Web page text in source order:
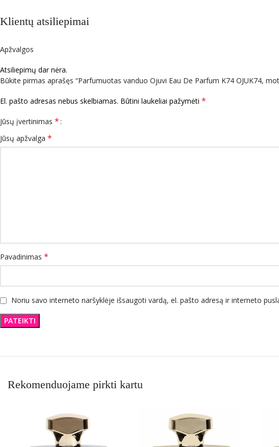
Klientų atsiliepimai
Apžvalgos
Atsiliepimų dar nėra.
Būkite pirmas aprašęs “Parfumuotas vanduo Ojuvi Eau De Parfum K74 OJUK74,
El. pašto adresas nebus skelbiamas. Būtini laukeliai pažymėti *
Jūsų įvertinimas *
Jūsų apžvalga *
Pavadinimas *
Noriu savo interneto naršyklėje išsaugoti vardą, el. pašto adresą ir interneto
Rekomenduojame pirkti kartu